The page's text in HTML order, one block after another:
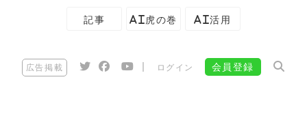
記事 AI虎の巻 AI活用
広告掲載 ログイン 会員登録